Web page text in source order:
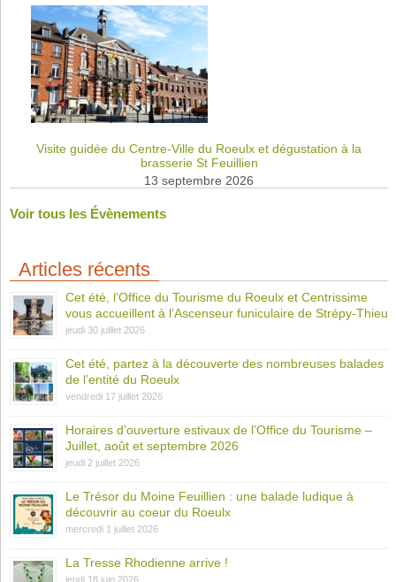
Visite guidée du Centre-Ville du Roeulx et dégustation à la
brasserie St Feuillien
13 septembre 2026
Voir tous les Évènements
Articles récents
Cet été, l’Office du Tourisme du Roeulx et Centrissime
vous accueillent à l’Ascenseur funiculaire de Strépy-Thieu
jeudi 30 juillet 2026
Cet été, partez à la découverte des nombreuses balades
de l’entité du Roeulx
vendredi 17 juillet 2026
Horaires d’ouverture estivaux de l’Office du Tourisme –
Juillet, août et septembre 2026
jeudi 2 juillet 2026
Le Trésor du Moine Feuillien : une balade ludique à
découvrir au coeur du Roeulx
mercredi 1 juillet 2026
La Tresse Rhodienne arrive !
jeudi 18 juin 2026